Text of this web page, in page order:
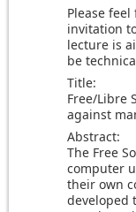
Please
invitation
lecture is
be
Title:
Free/Libre
against
Abstract:
The Free
computer
their own
developed